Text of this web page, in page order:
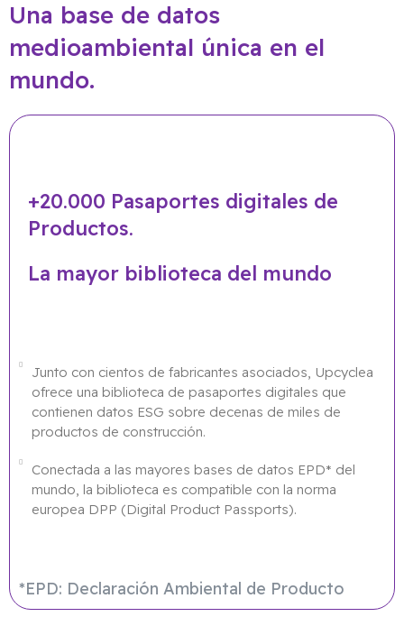
Una base de datos
medioambiental única en el
mundo.
+20.000 Pasaportes digitales de
Productos.
La mayor biblioteca del mundo
Junto con cientos de fabricantes asociados, Upcyclea
ofrece una biblioteca de pasaportes digitales que
contienen datos ESG sobre decenas de miles de
productos de construcción.
Conectada a las mayores bases de datos EPD* del
mundo, la biblioteca es compatible con la norma
europea DPP (Digital Product Passports).
*EPD: Declaración Ambiental de Producto